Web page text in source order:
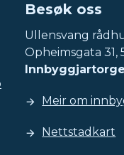
Besøk oss
Ullensvang
Opheimsgata 31,
Meir om
Nettstadkart